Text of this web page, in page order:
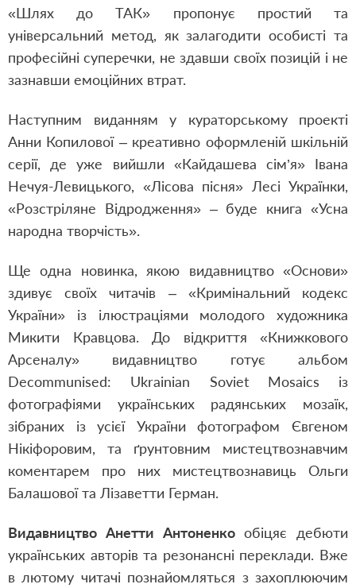
«Шлях до ТАК» пропонує простий та
універсальний метод, як залагодити особисті та
професійні суперечки, не здавши своїх позицій і не
зазнавши емоційних втрат.
Наступним виданням у кураторському проекті
Анни Копилової – креативно оформленій шкільній
серії, де уже вийшли «Кайдашева сім’я» Івана
Нечуя-Левицького, «Лісова пісня» Лесі Українки,
«Розстріляне Відродження» – буде книга «Усна
народна творчість».
Ще одна новинка, якою видавництво «Основи»
здивує своїх читачів – «Кримінальний кодекс
України» із ілюстраціями молодого художника
Микити Кравцова. До відкриття «Книжкового
Арсеналу» видавництво готує альбом
Decommunised: Ukrainian Soviet Mosaics із
фотографіями українських радянських мозаїк,
зібраних із усієї України фотографом Євгеном
Нікіфоровим, та ґрунтовним мистецтвознавчим
коментарем про них мистецтвознавиць Ольги
Балашової та Лізаветти Герман.
Видавництво Анетти Антоненкообіцяє дебюти
українських авторів та резонансні переклади. Вже
в лютому читачі познайомляться з захоплюючим